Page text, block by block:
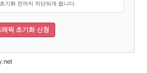
기화 전까지 차단되게 됩니다.
래픽 초기화 신청